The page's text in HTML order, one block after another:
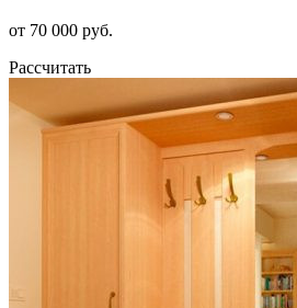
от 70 000 руб.
Рассчитать